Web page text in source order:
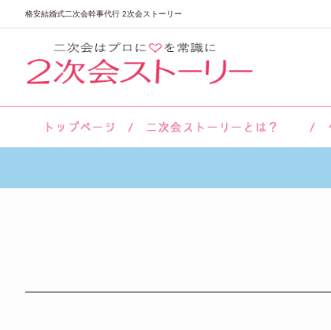
格安結婚式二次会幹事代行 2次会ストーリー